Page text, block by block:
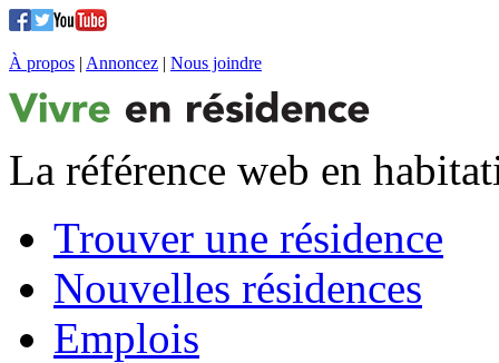
À propos | Annoncez | Nous joindre
La référence web en
Trouver une résidence
Nouvelles résidences
Emplois